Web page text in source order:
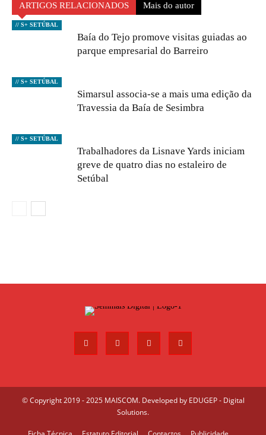
ARTIGOS RELACIONADOS Mais do autor
// S+ SETÚBAL
Baía do Tejo promove visitas guiadas ao
parque empresarial do Barreiro
// S+ SETÚBAL
Simarsul associa-se a mais uma edição da
Travessia da Baía de Sesimbra
// S+ SETÚBAL
Trabalhadores da Lisnave Yards iniciam
greve de quatro dias no estaleiro de
Setúbal
© Copyright 2019 - 2025 MAISCOM. Developed by EDUGEP - Digital
Solutions.